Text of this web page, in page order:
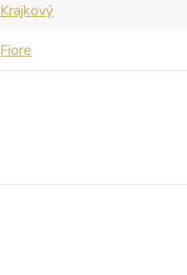
Krajkový
Fiore